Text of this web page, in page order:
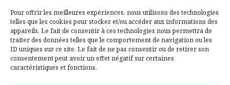
Pour offrir les meilleures expériences, nous utilisons des technologies
telles que les cookies pour stocker et/ou accéder aux informations des
appareils. Le fait de consentir à ces technologies nous permettra de
traiter des données telles que le comportement de navigation ou les
ID uniques sur ce site. Le fait de ne pas consentir ou de retirer son
consentement peut avoir un effet négatif sur certaines
caractéristiques et fonctions.
Mentions légales
Politique de confidentialité